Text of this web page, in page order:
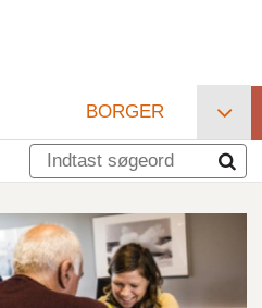
BORGER